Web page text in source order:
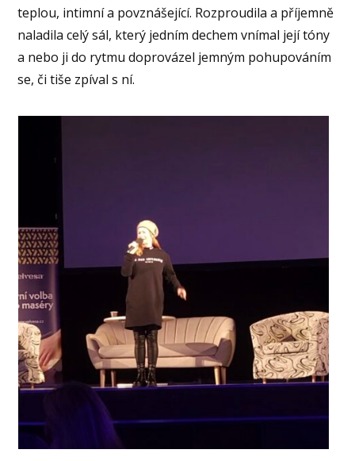
teplou, intimní a povznášející. Rozproudila a příjemně
naladila celý sál, který jedním dechem vnímal její tóny
a nebo ji do rytmu doprovázel jemným pohupováním
se, či tiše zpíval s ní.